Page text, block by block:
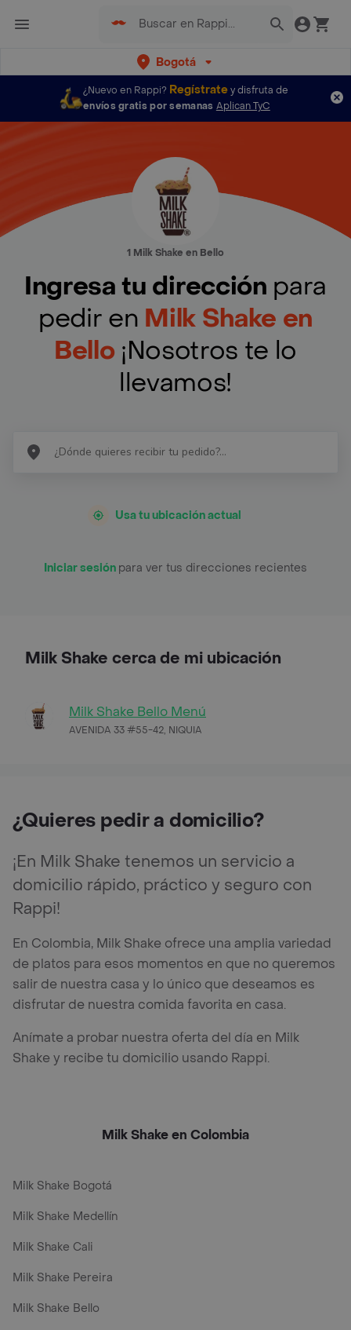
Bogotá
¿Nuevo en Rappi? Regístratey disfruta de
envíos gratis por semanas Aplican TyC
1 Milk Shake en Bello
Ingresa tu dirección para
pedir en Milk Shake en
Bello ¡Nosotros te lo
llevamos!
Usa tu ubicación actual
Iniciar sesión para ver tus direcciones recientes
Milk Shake cerca de mi ubicación
Milk Shake Bello Menú
AVENIDA 33 #55-42, NIQUIA
¿Quieres pedir a domicilio?
¡En Milk Shake tenemos un servicio a
domicilio rápido, práctico y seguro con
Rappi!
En Colombia, Milk Shake ofrece una amplia variedad
de platos para esos momentos en que no queremos
salir de nuestra casa y lo único que deseamos es
disfrutar de nuestra comida favorita en casa.
Anímate a probar nuestra oferta del día en Milk
Shake y recibe tu domicilio usando Rappi.
Milk Shake en Colombia
Milk Shake Bogotá
Milk Shake Medellín
Milk Shake Cali
Milk Shake Pereira
Milk Shake Bello